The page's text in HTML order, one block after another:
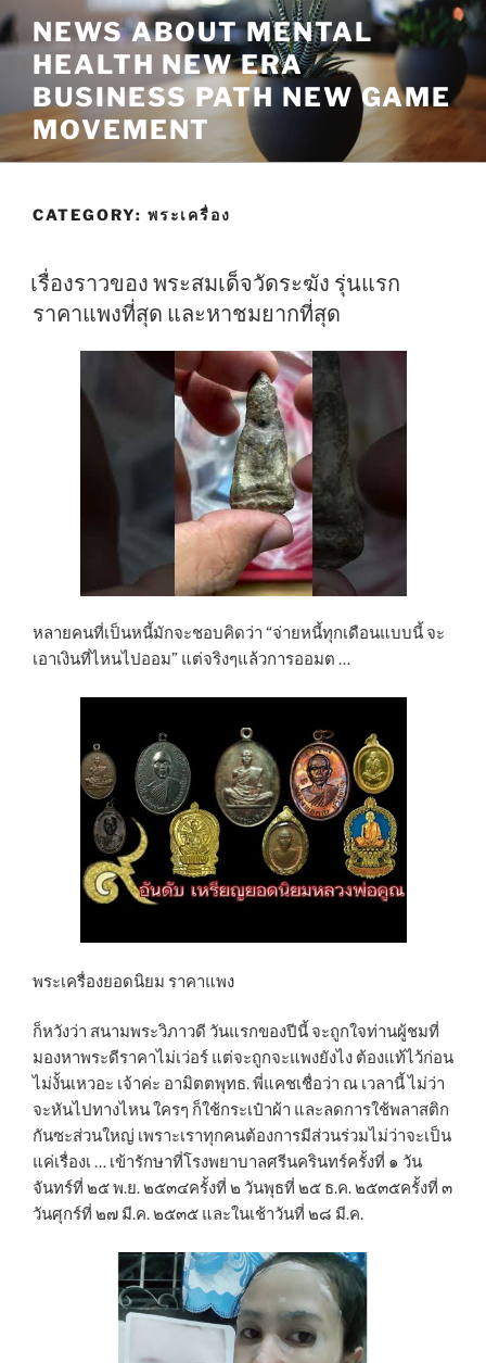
Skip
to
content
NEWS ABOUT MENTAL
HEALTH NEW ERA
BUSINESS PATH NEW GAME
MOVEMENT
CATEGORY: พระเครื่อง
เรื่องราวของ พระสมเด็จวัดระฆัง รุ่นแรก
ราคาแพงที่สุด และหาชมยากที่สุด
หลายคนที่เป็นหนี้มักจะชอบคิดว่า “จ่ายหนี้ทุกเดือนแบบนี้ จะ
เอาเงินที่ไหนไปออม” แต่จริงๆแล้วการออมต …
พระเครื่องยอดนิยม ราคาแพง
ก็หวังว่า สนามพระวิภาวดี วันแรกของปีนี้ จะถูกใจท่านผู้ชมที่
มองหาพระดีราคาไม่เว่อร์ แต่จะถูกจะแพงยังไง ต้องแท้ไว้ก่อน
ไม่งั้นเหวอะ เจ้าค่ะ อามิตตพุทธ. พี่แคชเชื่อว่า ณ เวลานี้ ไม่ว่า
จะหันไปทางไหน ใครๆ ก็ใช้กระเป๋าผ้า และลดการใช้พลาสติก
กันซะส่วนใหญ่ เพราะเราทุกคนต้องการมีส่วนร่วมไม่ว่าจะเป็น
แค่เรื่องเ … เข้ารักษาที่โรงพยาบาลศรีนครินทร์ครั้งที่ ๑ วัน
จันทร์ที่ ๒๕ พ.ย. ๒๕๓๔ครั้งที่ ๒ วันพุธที่ ๒๕ ธ.ค. ๒๕๓๕ครั้งที่ ๓
วันศุกร์ที่ ๒๗ มี.ค. ๒๕๓๕ และในเช้าวันที่ ๒๘ มี.ค.